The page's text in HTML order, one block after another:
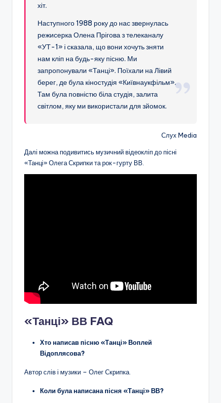
хіт.
Наступного 1988 року до нас звернулась
режисерка Олена Прігова з телеканалу
«УТ-1» і сказала, що вони хочуть зняти
нам кліп на будь-яку пісню. Ми
запропонували «Танці». Поїхали на Лівий
берег, де була кіностудія «Київнаукфільм».
Там була повністю біла студія, залита
світлом, яку ми використали для зйомок.
Слух Media
Далі можна подивитись музичний відеокліп до пісні
«Танці» Олега Скрипки та рок-гурту ВВ.
«Танці» ВВ FAQ
Хто написав пісню «Танці» Воплей
Відоплясова?
Автор слів і музики – Олег Скрипка.
Коли була написана пісня «Танці» ВВ?